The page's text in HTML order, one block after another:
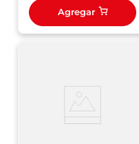
Agregar